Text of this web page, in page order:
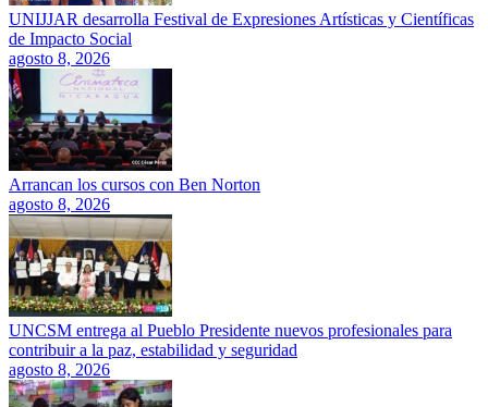
UNIJJAR desarrolla Festival de Expresiones Artísticas y Científicas
de Impacto Social
agosto 8, 2026
Arrancan los cursos con Ben Norton
agosto 8, 2026
UNCSM entrega al Pueblo Presidente nuevos profesionales para
contribuir a la paz, estabilidad y seguridad
agosto 8, 2026